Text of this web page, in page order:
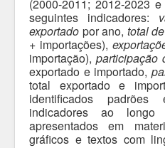
(2000-2011; 2012-2023
seguintes indicadores:
exportado por ano, total
+ importações),
importação), participação
exportado e importado,
total exportado e
identificados
indicadores ao
apresentados em
gráficos e textos com